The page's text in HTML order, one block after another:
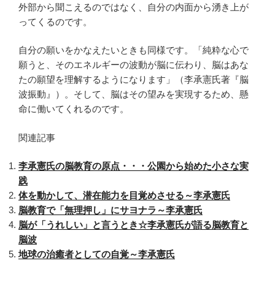
外部から聞こえるのではなく、自分の内面から湧き上が
ってくるのです。
自分の願いをかなえたいときも同様です。「純粋な心で
願うと、そのエネルギーの波動が脳に伝わり、脳はあな
たの願望を理解するようになります」（李承憲氏著『脳
波振動』）。そして、脳はその望みを実現するため、懸
命に働いてくれるのです。
関連記事
李承憲氏の脳教育の原点・・・公園から始めた小さな実
践
体を動かして、潜在能力を目覚めさせる～李承憲氏
脳教育で「無理押し」にサヨナラ～李承憲氏
脳が「うれしい」と言うとき☆李承憲氏が語る脳教育と
脳波
地球の治癒者としての自覚～李承憲氏